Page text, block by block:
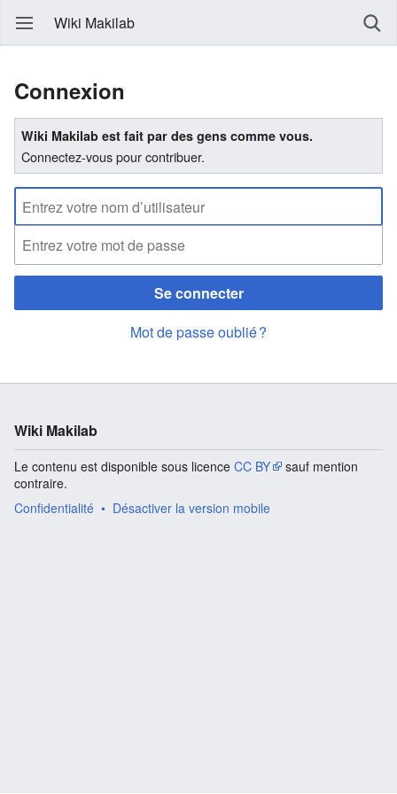
Wiki Makilab
Connexion
Wiki Makilab est fait par des gens comme vous.
Connectez-vous pour contribuer.
Se connecter
Mot de passe oublié ?
Wiki Makilab
Le contenu est disponible sous licence CC BY
sauf mention
contraire.
Confidentialité
Désactiver la version mobile